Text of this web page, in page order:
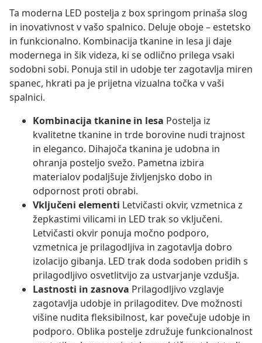
Ta moderna LED postelja z box springom prinaša slog
in inovativnost v vašo spalnico. Deluje oboje – estetsko
in funkcionalno. Kombinacija tkanine in lesa ji daje
modernega in šik videza, ki se odlično prilega vsaki
sodobni sobi. Ponuja stil in udobje ter zagotavlja miren
spanec, hkrati pa je prijetna vizualna točka v vaši
spalnici.
Kombinacija tkanine in lesa Postelja iz
kvalitetne tkanine in trde borovine nudi trajnost
in eleganco. Dihajoča tkanina je udobna in
ohranja posteljo svežo. Pametna izbira
materialov podaljšuje življenjsko dobo in
odpornost proti obrabi.
Vključeni elementi Letvičasti okvir, vzmetnica z
žepkastimi vilicami in LED trak so vključeni.
Letvičasti okvir ponuja močno podporo,
vzmetnica je prilagodljiva in zagotavlja dobro
izolacijo gibanja. LED trak doda sodoben pridih s
prilagodljivo osvetlitvijo za ustvarjanje vzdušja.
Lastnosti in zasnova Prilagodljivo vzglavje
zagotavlja udobje in prilagoditev. Dve možnosti
višine nudita fleksibilnost, kar povečuje udobje in
podporo. Oblika postelje združuje funkcionalnost